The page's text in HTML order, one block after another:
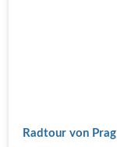
Radtour von